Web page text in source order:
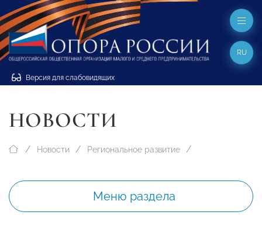
Версия для слабовидящих
RU
НОВОСТИ
Новости Региональное развитие
Меню раздела